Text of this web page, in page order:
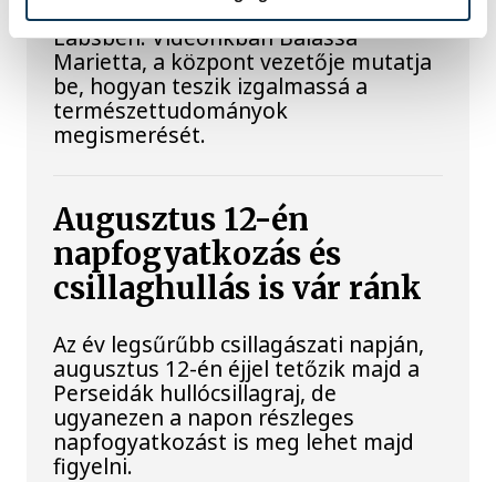
gyerekeket a veszprémi Tinker
Labsben. Videónkban Balassa
Marietta, a központ vezetője mutatja
be, hogyan teszik izgalmassá a
természettudományok
megismerését.
Augusztus 12-én
napfogyatkozás és
csillaghullás is vár ránk
Az év legsűrűbb csillagászati napján,
augusztus 12-én éjjel tetőzik majd a
Perseidák hullócsillagraj, de
ugyanezen a napon részleges
napfogyatkozást is meg lehet majd
figyelni.